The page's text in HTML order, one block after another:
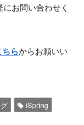
お問い合わせく
ちらからお願いい
iSpring